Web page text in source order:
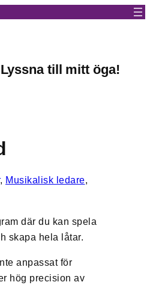
Lyssna till mitt öga!
, Musikalisk ledare
där du kan spela
skapa hela låtar.
anpassat för
hög precision av